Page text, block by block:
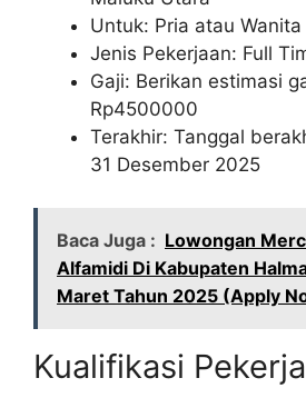
Untuk: Pria atau Wanita
Jenis Pekerjaan: Full
Gaji: Berikan estimasi
Rp4500000
Terakhir: Tanggal
31 Desember 2025
Baca Juga : Lowongan
Alfamidi Di Kabupaten
Maret Tahun 2025 (Apply
Kualifikasi Pekerja